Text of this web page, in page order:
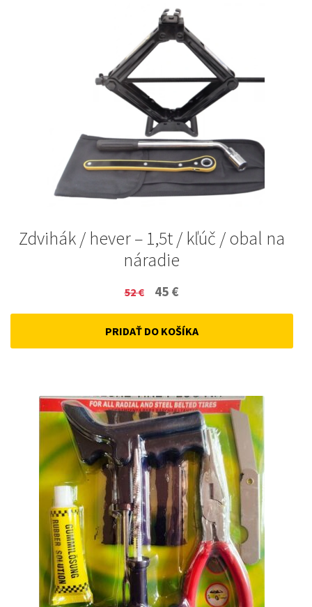
Zdvihák / hever – 1,5t / kľúč / obal na
náradie
52€
Original
price
was:
45 €
price
is:
PRIDAŤ DO KOŠÍKA